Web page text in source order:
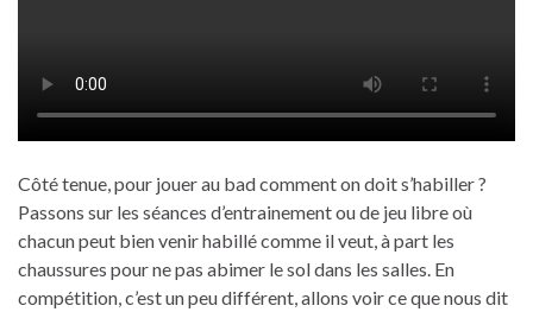
Côté tenue, pour jouer au bad comment on doit s’habiller ?
Passons sur les séances d’entrainement ou de jeu libre où
chacun peut bien venir habillé comme il veut, à part les
chaussures pour ne pas abimer le sol dans les salles. En
compétition, c’est un peu différent, allons voir ce que nous dit